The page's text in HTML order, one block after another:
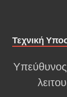
Τεχνική
Υπεύθυνος